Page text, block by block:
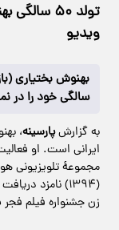
تولد ۵۰
ویدیو
سالگی خود را در
به گزارشپارسینه
مجموعهٔ تلویزیونی
(۱۳۹۴) نامزد
زن جشنواره فیلم